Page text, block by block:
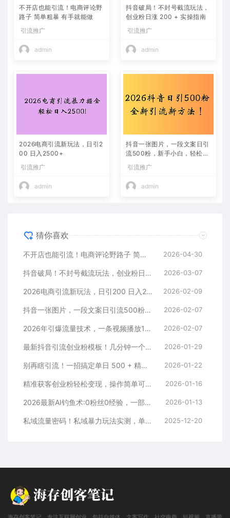
不开店也能引流！电商评论野
路子 简单粗暴 有手就能做
引流推广
admin
抖音破局！不封号截流玩法，
创业粉日涨 200 + 实操指南
引流推广
admin
2026电商引流新玩法，日引2
00 日入2500+
引流推广
admin
抖音一张图片，一段文案日引
流500粉，新手小白，轻松上
引流推广
admin
猜你喜欢
不开店也能引流！电商评论野路子 简单粗暴 有手就能做 2026-04-30
抖音破局！不封号截流玩法，创业粉日涨 200 + 实操指南 2026-03-07
2026电商引流新玩法，日引200 日入2500+ 2026-02-09
抖音一张图片，一段文案日引流500粉，新手小白，轻松上手 2026-02-07
2026年引爆流量技术，一条视频播放100W＋，无脑发，小白轻松上手 2026-02-07
最新抖音引流创业粉模板！几分钟一个视频，非常暴力，小白直接可上手操作！ 2026-01-29
别再瞎引流！一招搞定单日 500 + 精准粉，微信直接爆仓 2026-01-22
精准获客创业粉轻松变现，操作简单可放大，单日轻松3000+ 2026-01-16
2026最新AI钓鱼术:0粉丝0经验，一部手机就能开启赚钱模式 2026-01-13
私域流量密码！私域暴力玩法实测，单日 500 + 精准粉直接加满 2025-12-20